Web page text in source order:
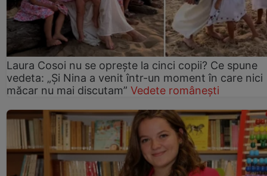
Laura Cosoi nu se oprește la cinci copii? Ce spune
vedeta: „Și Nina a venit într-un moment în care nici
măcar nu mai discutam” Vedete românești